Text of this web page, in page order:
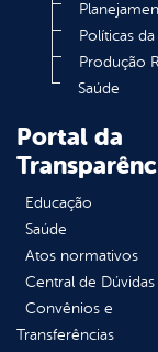
Políticas
Produção
Saúde
Portal da
Educação
Saúde
Atos normativos
Central de Dúvidas
Convênios e
Transferências